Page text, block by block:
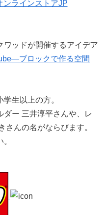
ワッドが開催するアイデア
ブロックで作る空間
生以上の方。
ー 三井淳平さんや、レ
さんの名がならびます。